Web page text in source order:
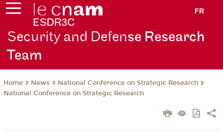
FR
Security and Defense Research
Team
Home News
National Conference on Strategic Research
National Conference on Strategic Research